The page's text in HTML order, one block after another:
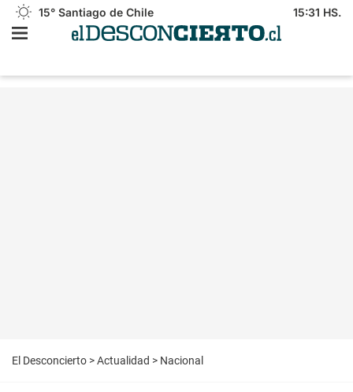
15° Santiago de Chile 15:31 HS.
El Desconcierto >Actualidad > Nacional